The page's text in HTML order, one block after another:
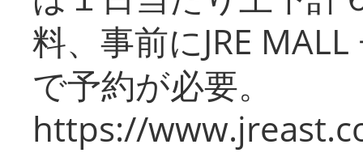
料、事前にJRE
で予約が必要。
https://